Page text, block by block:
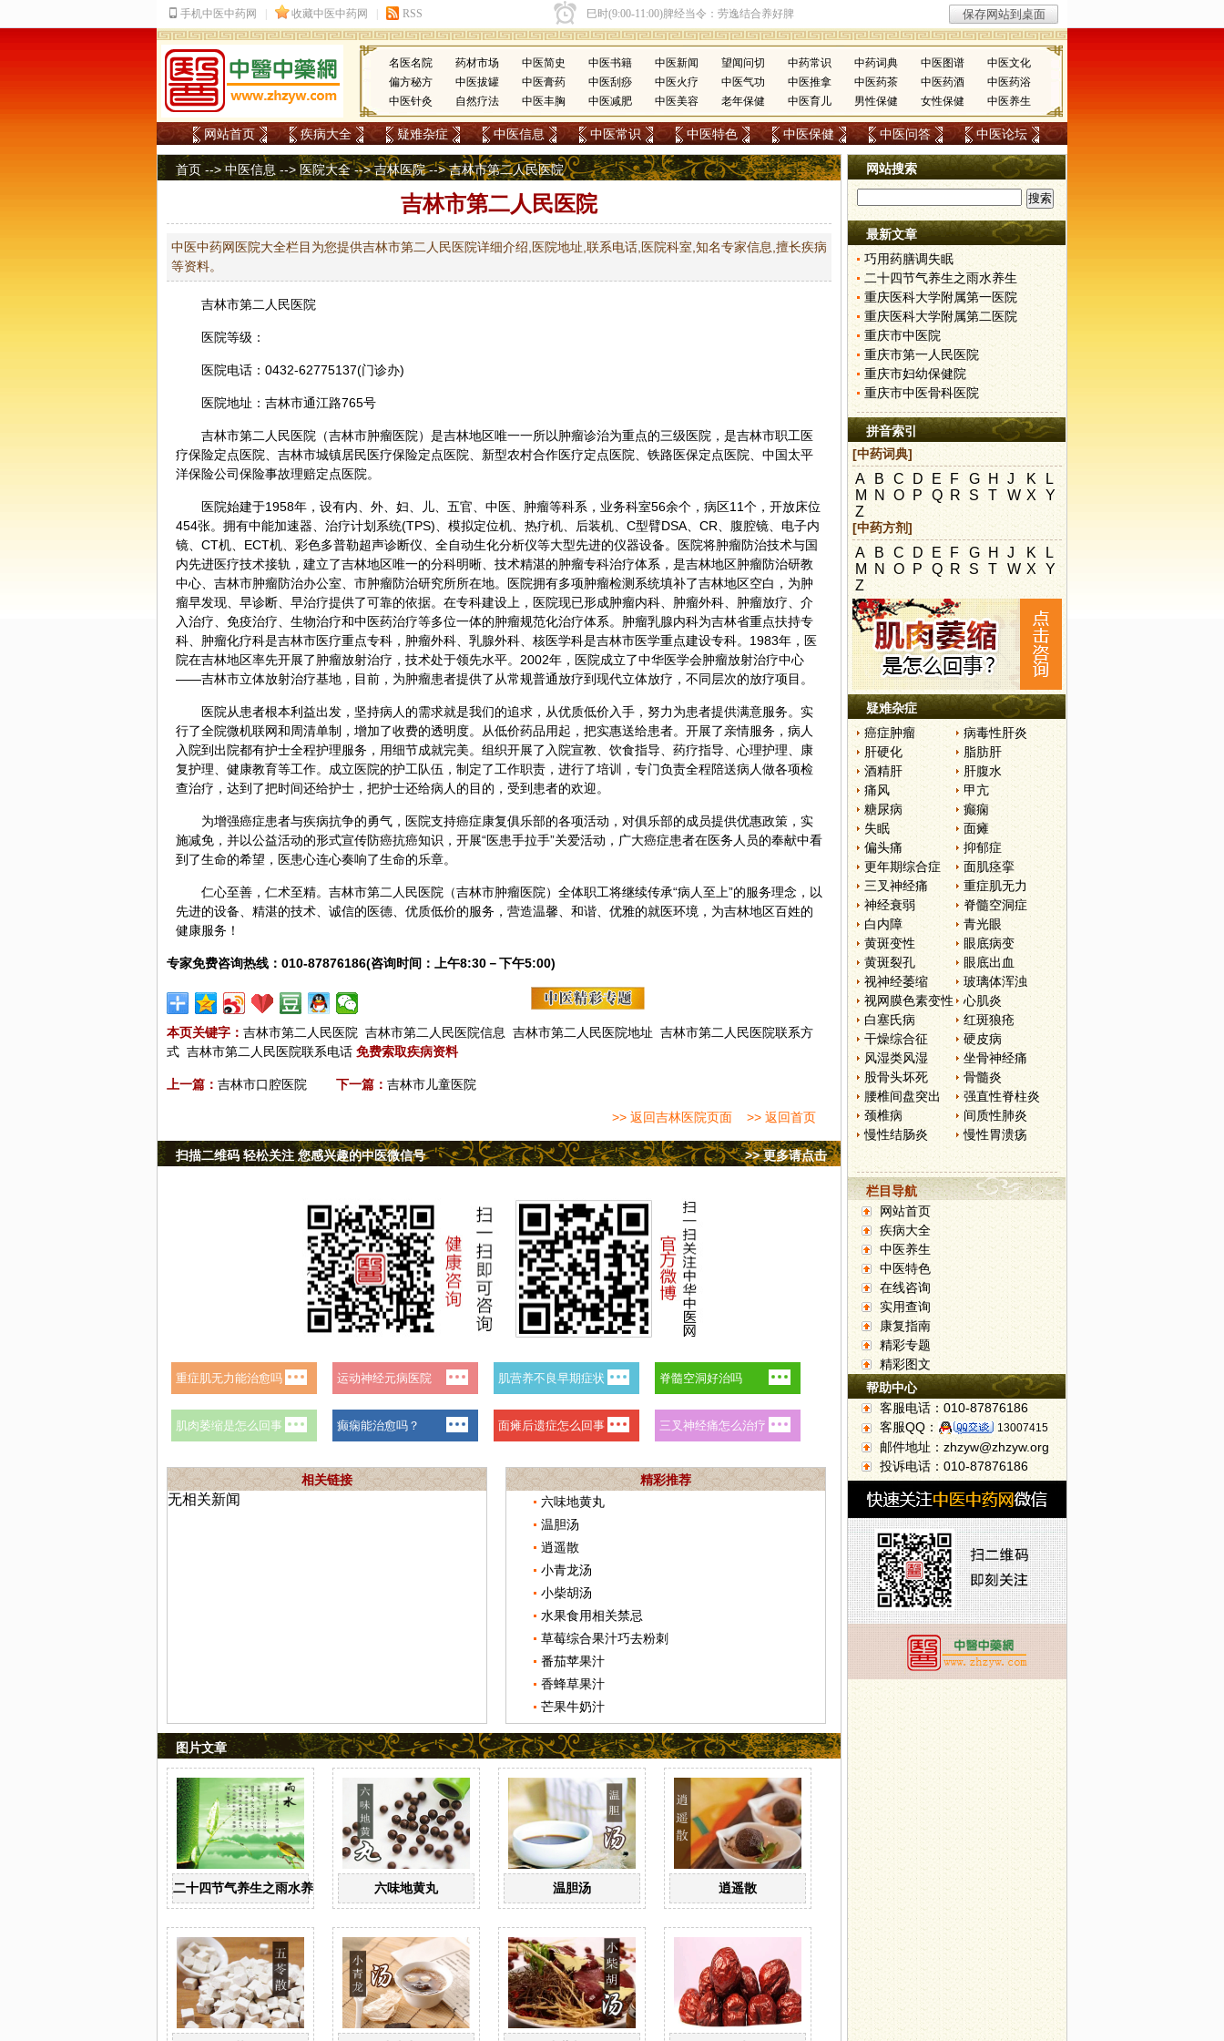
名医名院 药材市场 中医简史 中医书籍 中医新闻 望闻问切 中药常识 中药词典 中医图谱
中医文化
偏方秘方
中医拔罐 中医膏药 中医刮痧 中医火疗 中医气功 中医推拿 中医药茶 中医药酒
中医药浴
中医针灸
自然疗法 中医丰胸 中医减肥 中医美容 老年保健 中医育儿 男性保健 女性保健 中医养生
网站首页 疾病大全 疑难杂症 中医信息 中医常识 中医特色 中医保健 中医问答 中医论坛
首页 -->中医信息 -->医院大全-->吉林医院--> 吉林市第二人民医院
吉林市第二人民医院
中医中药网医院大全栏目为您提供吉林市第二人民医院详细介绍,医院地址,联系电话,医院科室,知名专家信息,擅长疾病
等资料。
吉林市第二人民医院
医院等级：
医院电话：0432-62775137(门诊办)
医院地址：吉林市通江路765号
吉林市第二人民医院（吉林市肿瘤医院）是吉林地区唯一一所以肿瘤诊治为重点的三级医院，是吉林市职工医
疗保险定点医院、吉林市城镇居民医疗保险定点医院、新型农村合作医疗定点医院、铁路医保定点医院、中国太平
洋保险公司保险事故理赔定点医院。
医院始建于1958年，设有内、外、妇、儿、五官、 中医 、肿瘤等科系，业务科室56余个，病区11个，开放床位
454张。拥有中能加速器、治疗计划系统(TPS)、模拟定位机、热疗机、后装机、C型臂DSA、CR、腹腔镜、电子内
镜、CT机、ECT机、彩色多普勒超声诊断仪、全自动生化分析仪等大型先进的仪器设备。医院将肿瘤防治技术与国
内先进医疗技术接轨，建立了吉林地区唯一的分科明晰、技术精湛的肿瘤专科治疗体系，是吉林地区肿瘤防治研教
中心、吉林市肿瘤防治办公室、市肿瘤防治研究所所在地。医院拥有多项肿瘤检测系统填补了吉林地区空白，为肿
瘤早发现、早诊断、早治疗提供了可靠的依据。在专科建设上，医院现已形成肿瘤内科 、肿瘤外科 、肿瘤放疗、介
入治疗、免疫治疗、生物治疗和中医药治疗等多位一体的肿瘤规范化治疗体系。肿瘤乳腺内科为吉林省重点扶持专
科、肿瘤化疗科是吉林市医疗重点专科，肿瘤外科、乳腺外科、核医学科是吉林市医学重点建设专科。1983年，医
院在吉林地区率先开展了肿瘤放射治疗，技术处于领先水平。2002年，医院成立了中华医学会肿瘤放射治疗中心
——吉林市立体放射治疗基地，目前，为肿瘤患者提供了从常规普通放疗到现代立体放疗，不同层次的放疗项目。
医院从患者根本利益出发，坚持病人的需求就是我们的追求，从优质低价入手，努力为患者提供满意服务。实
行了全院微机联网和周清单制，增加了收费的透明度。从低价药品用起，把实惠送给患者。开展了亲情服务，病人
入院到出院都有护士全程护理服务，用细节成就完美。组织开展了入院宣教、 饮食指导、药疗指导、心理护理、康
复护理、健康教育等工作。成立医院的护工队伍，制定了工作职责，进行了培训，专门负责全程陪送病人做各项检
查治疗，达到了把时间还给护士，把护士还给病人的目的，受到患者的欢迎。
为增强癌症患者与疾病抗争的勇气，医院支持癌症康复俱乐部的各项活动，对俱乐部的成员提供优惠政策，实
施减免，并以公益活动的形式宣传防癌抗癌知识，开展“医患手拉手”关爱活动，广大癌症患者在医务人员的奉献中看
到了生命的希望，医患心连心奏响了生命的乐章。
仁心至善，仁术至精。吉林市第二人民医院（吉林市肿瘤医院）全体职工将继续传承“病人至上”的服务理念，以
先进的设备、精湛的技术、诚信的医德、优质低价的服务，营造温馨、和谐、优雅的就医环境，为吉林地区百姓的
健康服务！
专家免费咨询热线：010-87876186(咨询时间：上午8:30－下午5:00)
本页关键字： 吉林市第二人民医院 吉林市第二人民医院信息 吉林市第二人民医院地址 吉林市第二人民医院联系方
式 吉林市第二人民医院联系电话 免费索取疾病资料
上一篇： 吉林市口腔医院 下一篇： 吉林市儿童医院
>> 返回吉林医院页面 >> 返回首页
>> 更多请点击
扫描二维码 轻松关注 您感兴趣的中医微信号
相关链接
无相关新闻
精彩推荐
六味地黄丸
温胆汤
逍遥散
小青龙汤
小柴胡汤
水果食用相关禁忌
草莓综合果汁巧去粉刺
番茄苹果汁
香蜂草果汁
芒果牛奶汁
图片文章
二十四节气养生之雨水养生 六味地黄丸 温胆汤 逍遥散
网站搜索
最新文章
巧用药膳调失眠
二十四节气养生之雨水养生
重庆医科大学附属第一医院
重庆医科大学附属第二医院
重庆市中医院
重庆市第一人民医院
重庆市妇幼保健院
重庆市中医骨科医院
拼音索引
[中药词典]
A B C D E F G H J K
L
M N O P Q R S T W X
Y
Z
[中药方剂]
A B C D E F G H J K
L
M N O P Q R S T W X
Y
Z
疑难杂症
癌症肿瘤
病毒性肝炎
肝硬化
脂肪肝
酒精肝
肝腹水
痛风
甲亢
糖尿病
癫痫
失眠
面瘫
偏头痛
抑郁症
更年期综合症
面肌痉挛
三叉神经痛
重症肌无力
神经衰弱
脊髓空洞症
白内障
青光眼
黄斑变性
眼底病变
黄斑裂孔
眼底出血
视神经萎缩
玻璃体浑浊
视网膜色素变性
心肌炎
白塞氏病
红斑狼疮
干燥综合征
硬皮病
风湿类风湿
坐骨神经痛
股骨头坏死
骨髓炎
腰椎间盘突出
强直性脊柱炎
颈椎病
间质性肺炎
慢性结肠炎
慢性胃溃疡
栏目导航
网站首页
疾病大全
中医养生
中医特色
在线咨询
实用查询
康复指南
精彩专题
精彩图文
帮助中心
客服电话：010-87876186
客服QQ：
13007415
邮件地址：zhzyw@zhzyw.org
投诉电话：010-87876186